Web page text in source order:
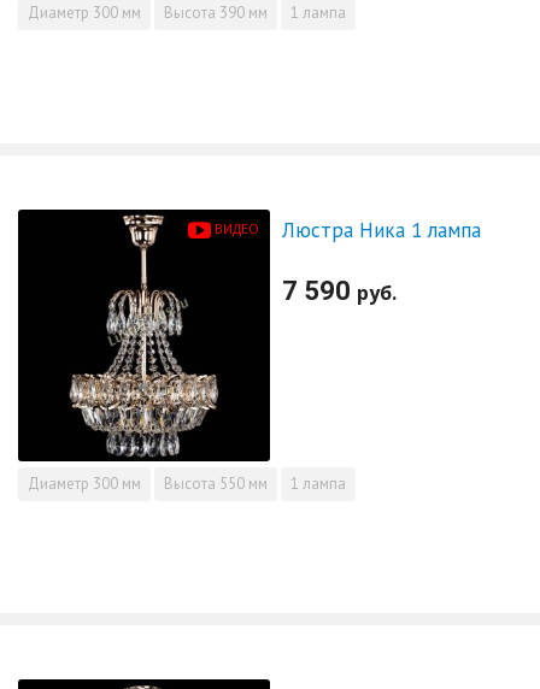
Диаметр 300 мм Высота 390 мм 1 лампа
ВИДЕО Люстра Ника 1 лампа
7 590 руб.
Диаметр 300 мм Высота 550 мм 1 лампа